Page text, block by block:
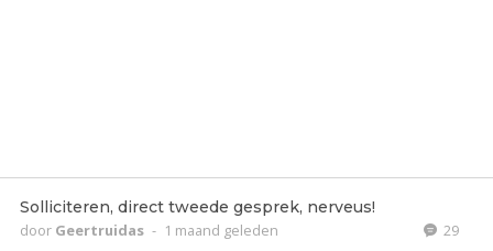
Solliciteren, direct tweede gesprek, nerveus!
door Geertruidas - 1 maand geleden 29